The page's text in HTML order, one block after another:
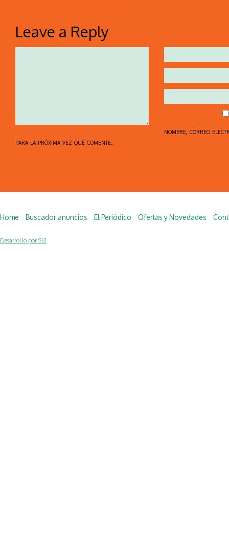
Leave a Reply
nombre, correo
para la próxima vez que comente.
Home Buscador anuncios El Periódico Ofertas y Novedades
Desarrollo por SI2